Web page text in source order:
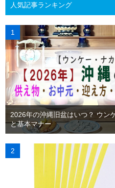
人気記事ランキング
2026年の沖縄旧盆はいつ？ ウン
と基本マナー